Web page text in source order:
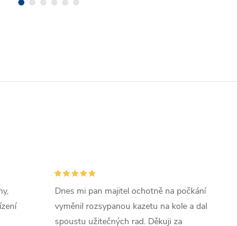
Dnes mi pan majitel ochotně na počkání
vyměnil rozsypanou kazetu na kole a dal
spoustu užitečných rad. Děkuji za